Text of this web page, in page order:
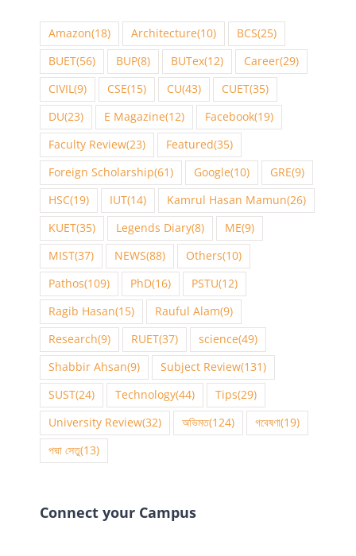
Amazon(18) Architecture(10) BCS(25)
BUET(56) BUP(8) BUTex(12) Career(29)
CIVIL(9) CSE(15) CU(43) CUET(35)
DU(23) E Magazine(12) Facebook(19)
Faculty Review(23) Featured(35)
Foreign Scholarship(61) Google(10) GRE(9)
HSC(19) IUT(14) Kamrul Hasan Mamun(26)
KUET(35) Legends Diary(8) ME(9)
MIST(37) NEWS(88) Others(10)
Pathos(109) PhD(16) PSTU(12)
Ragib Hasan(15) Rauful Alam(9)
Research(9) RUET(37) science(49)
Shabbir Ahsan(9) Subject Review(131)
SUST(24) Technology(44) Tips(29)
University Review(32) অভিমত(124) গবেষণা(19)
পদ্মা সেতু(13)
Connect your Campus